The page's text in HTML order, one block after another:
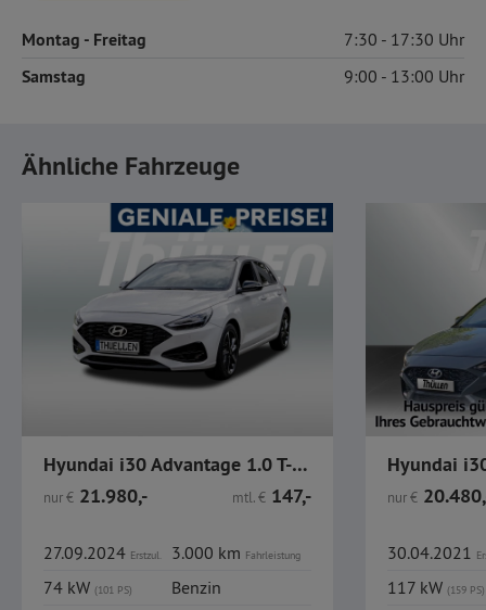
Montag - Freitag 7:30 17:30
Samstag 9:00 13:00
Ähnliche Fahrzeuge
Hyundai i30 Advantage 1.0 T-GDI PDC CarPlay Navi Klima
nur€ 21.980,- mtl.€ 147,-
27.09.2024 Erstzul. 3.000 km Fahrleistung
74 kW (101 PS)
Benzin
nur€
30.04.2021
117 kW (159 PS)